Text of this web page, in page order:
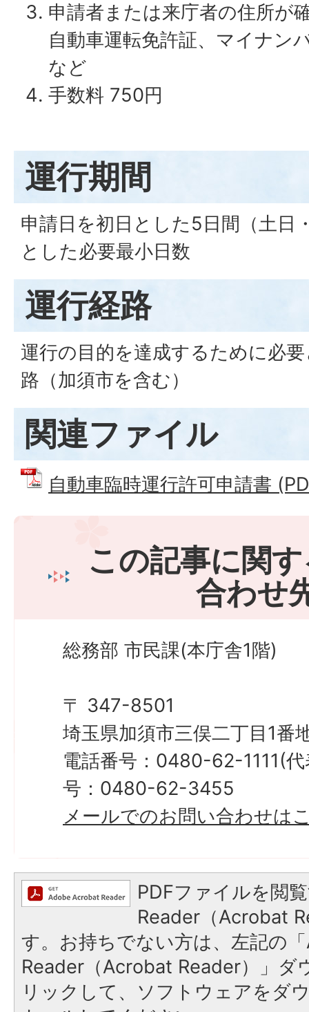
申請者または来庁者の住所が
自動車運転免許証、マイナン
など
手数料 750円
運行期間
申請日を初日とした5日間（土日
とした必要最小日数
運行経路
運行の目的を達成するために必
路（加須市を含む）
関連ファイル
自動車臨時運行許可申請書
この記事に関
合わせ
総務部 市民課(本庁舎1階)
〒 347-8501
埼玉県加須市三俣二丁目1番
電話番号：0480-62-1111(
号：0480-62-3455
メールでのお問い合わせは
PDFファイルを閲
Reader（Acrobat
す。お持ちでない方は、左記の
Reader（Acrobat Reader）」ダ
リックして、ソフトウェアをダ